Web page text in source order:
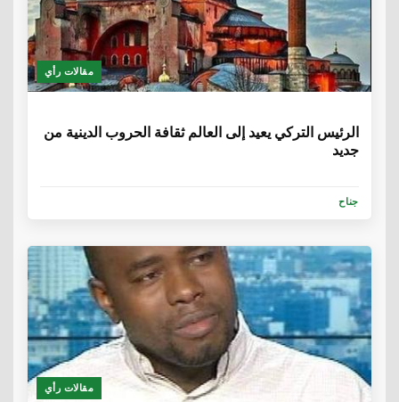
مقالات رأي
الرئيس التركي يعيد إلى العالم ثقافة الحروب الدينية من
جديد
جناح
مقالات رأي